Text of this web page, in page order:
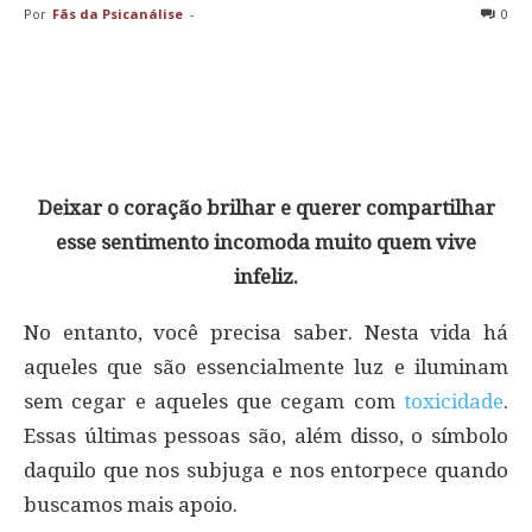
Por Fãs da Psicanálise - 0
Deixar o coração brilhar e querer compartilhar
esse sentimento incomoda muito quem vive
infeliz.
No entanto, você precisa saber. Nesta vida há
aqueles que são essencialmente luz e iluminam
sem cegar e aqueles que cegam com toxicidade.
Essas últimas pessoas são, além disso, o símbolo
daquilo que nos subjuga e nos entorpece quando
buscamos mais apoio.